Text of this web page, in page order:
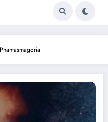
Phantasmagoria